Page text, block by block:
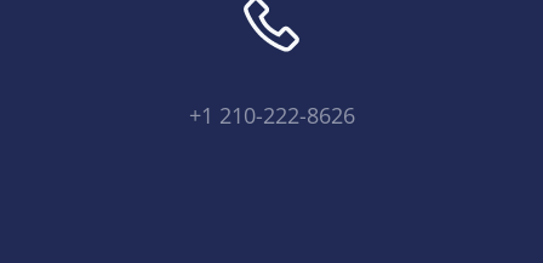
+1 210-222-8626